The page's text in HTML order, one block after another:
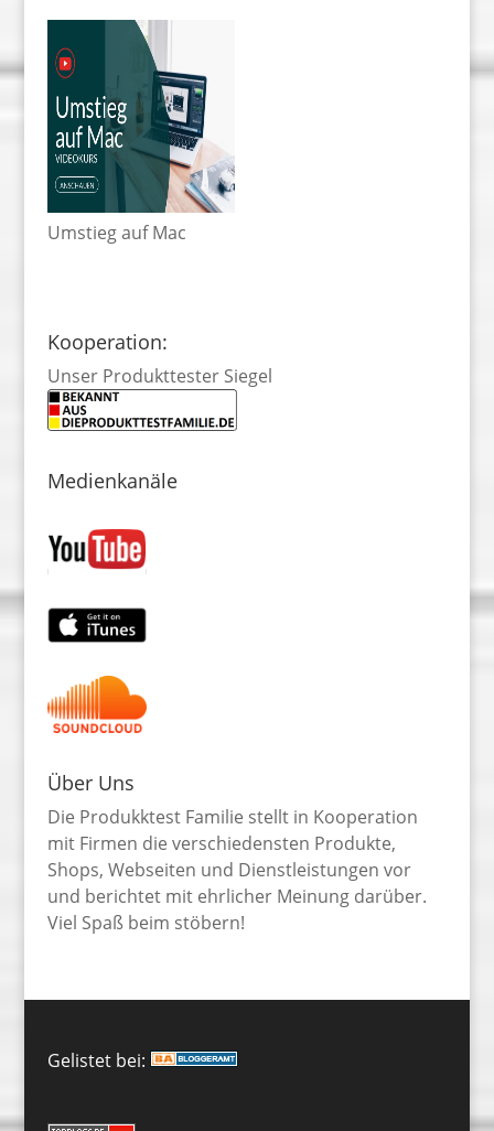
Umstieg auf Mac
Kooperation:
Unser Produkttester Siegel
Medienkanäle
Über Uns
Die Produkktest Familie stellt in Kooperation
mit Firmen die verschiedensten Produkte,
Shops, Webseiten und Dienstleistungen vor
und berichtet mit ehrlicher Meinung darüber.
Viel Spaß beim stöbern!
Gelistet bei: